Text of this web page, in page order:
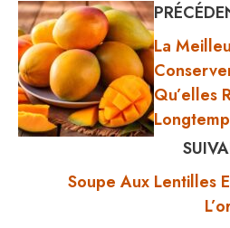
La
Qu’elles
Soupe Aux Lentilles